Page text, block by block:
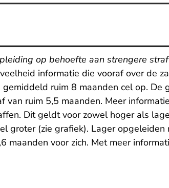
op behoefte aan strengere
informatie die vooraf over de
ruim 8 maanden cel op. De
van ruim 5,5 maanden. Meer
Dit geldt voor zowel hoger als
groter (zie grafiek). Lager
maanden voor zich. Met meer